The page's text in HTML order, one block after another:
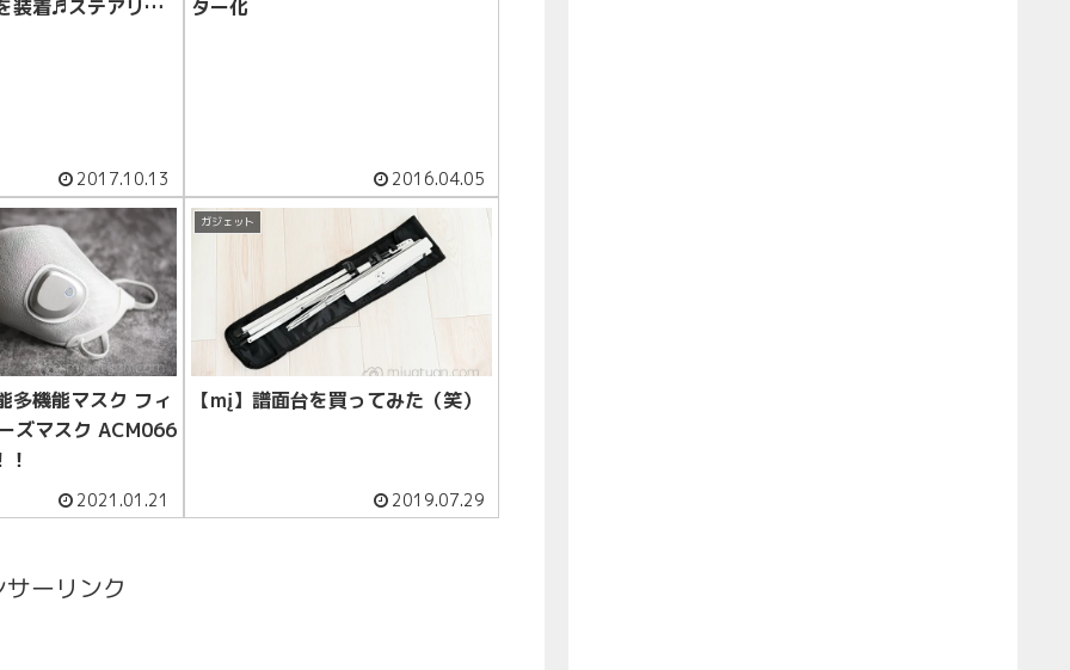
装着♬ステアリン
2017.10.13
ター化
2016.04.05
多機能マスク フィ
ズマスク ACM066
2021.01.21
ガジェット
【mį】譜面台を買ってみた（笑）
2019.07.29
サーリンク